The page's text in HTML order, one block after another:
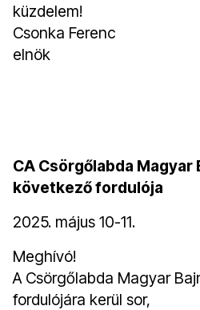
küzdelem!
Csonka Ferenc
elnök
CA Csörgőlabda Magyar
következő fordulója
2025. május 10-11.
Meghívó!
A Csörgőlabda Magyar
fordulójára kerül sor,